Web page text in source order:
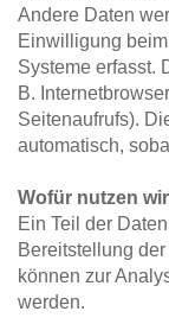
Andere Daten
Einwilligung
Systeme erfasst.
B.
Seitenaufrufs).
automatisch,
Wofür nutzen
Ein Teil der
Bereitstellung
können zur
werden.